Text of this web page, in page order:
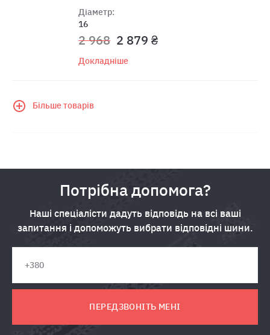
Діаметр:
16
2 968 2 879 ₴
Докладніше
Більше товарів
Потрібна допомога?
Наші спеціалісти дадуть відповідь на всі ваші
запитання і допоможуть вибрати відповідні шини.
ПЕРЕДЗВОНІТЬ МЕНІ